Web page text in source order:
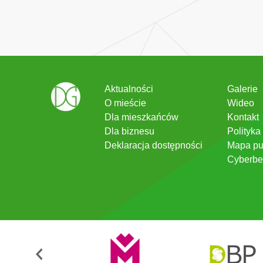
Aktualności
O mieście
Dla mieszkańców
Dla biznesu
Deklaracja dostępności
Galerie
Wideo
Kontakt
Mapa